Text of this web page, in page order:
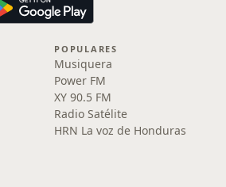
POPULARES
Musiquera
Power FM
XY 90.5 FM
Radio Satélite
HRN La voz de Honduras